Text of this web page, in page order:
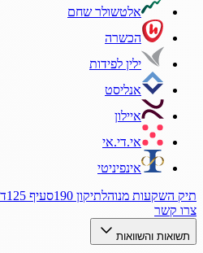
אלטשולר שחם
הכשרה
ילין לפידות
אנליסט
איילון
אי.די.אי
אינפיניטי
תיק השקעות מנוהלתיקון 190 סעיף 125ד
צרו קשר
תשואות והשוואות